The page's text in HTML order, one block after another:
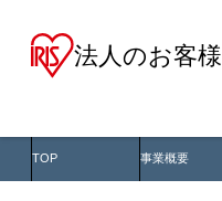
法人のお客様
TOP 事業概要